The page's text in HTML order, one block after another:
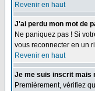
Revenir en haut
J'ai perdu mon mot de
Ne paniquez pas ! Si
vous reconnecter en un
Revenir en haut
Je me suis inscrit mais
Premièrement, vérifiez